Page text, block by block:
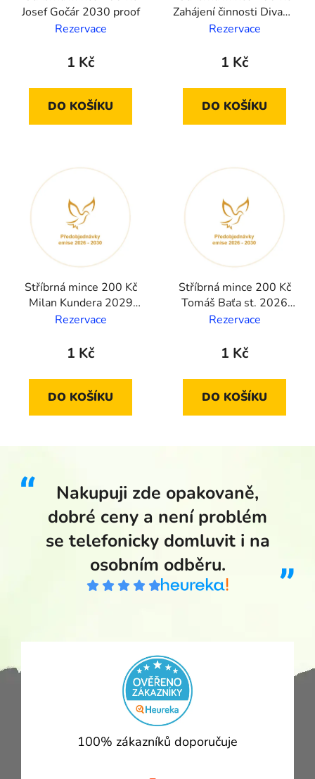
Josef Gočár 2030 proof
Rezervace
1 Kč
DO KOŠÍKU
Zahájení činnosti Divadla
2027 standard
Rezervace
1 Kč
DO KOŠÍKU
Stříbrná mince 200 Kč
Milan Kundera 2029
standard
Rezervace
1 Kč
DO KOŠÍKU
Stříbrná mince 200 Kč
Tomáš Baťa st. 2026
proof
Rezervace
1 Kč
DO KOŠÍKU
Nakupuji zde opakovaně,
dobré ceny a není problém
se telefonicky domluvit i na
osobním odběru.
100% zákazníků doporučuje